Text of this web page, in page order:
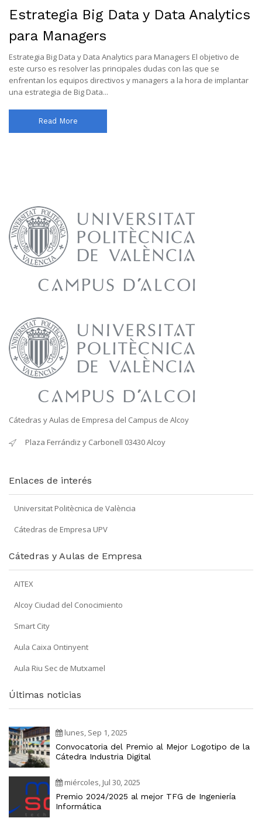
Estrategia Big Data y Data Analytics
para Managers
Estrategia Big Data y Data Analytics para Managers El objetivo de
este curso es resolver las principales dudas con las que se
enfrentan los equipos directivos y managers a la hora de implantar
una estrategia de Big Data...
Read More
Cátedras y Aulas de Empresa del Campus de Alcoy
Plaza Ferrándiz y Carbonell 03430 Alcoy
Enlaces de interés
Universitat Politècnica de València
Cátedras de Empresa UPV
Cátedras y Aulas de Empresa
AITEX
Alcoy Ciudad del Conocimiento
Smart City
Aula Caixa Ontinyent
Aula Riu Sec de Mutxamel
Últimas noticias
lunes, Sep 1, 2025
Convocatoria del Premio al Mejor Logotipo de la
Cátedra Industria Digital
miércoles, Jul 30, 2025
Premio 2024/2025 al mejor TFG de Ingeniería
Informática